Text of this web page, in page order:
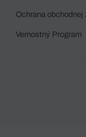
Ochrana obchodnej
Vernostný Program